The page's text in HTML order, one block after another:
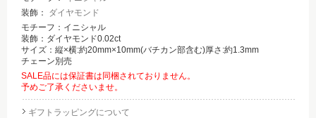
装飾： ダイヤモンド
モチーフ：イニシャル
装飾：ダイヤモンド0.02ct
サイズ：縦×横:約20mm×10mm(バチカン部含む)厚さ:約1.3mm
チェーン別売
SALE品には保証書は同梱されておりません。
予めご了承くださいませ。
ギフトラッピングについて